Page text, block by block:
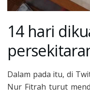
14 hari
Dalam pada itu, di
Nur Fitrah turut